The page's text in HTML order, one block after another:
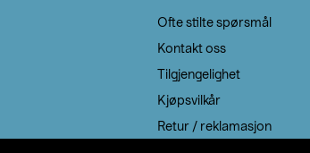
Ofte stilte spørsmål
Kontakt oss
Tilgjengelighet
Kjøpsvilkår
Retur / reklamasjon